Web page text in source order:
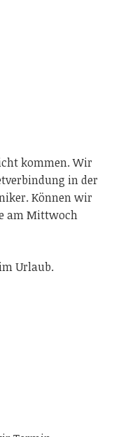
kommen. Wir
in der
Könnenwir
am Mittwoch
Urlaub.